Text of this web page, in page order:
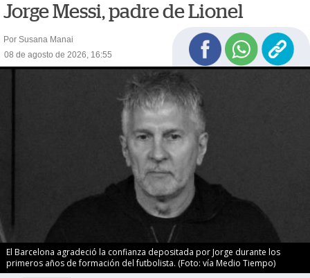
Jorge Messi, padre de Lionel
Por Susana Manai
08 de agosto de 2026, 16:55
El Barcelona agradeció la confianza depositada por Jorge durante los
primeros años de formación del futbolista. (Foto: vía Medio Tiempo)